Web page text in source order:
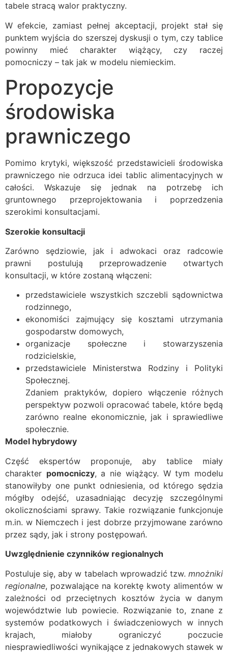
tabele stracą walor praktyczny.
W efekcie, zamiast pełnej akceptacji, projekt stał się
punktem wyjścia do szerszej dyskusji o tym, czy tablice
powinny mieć charakter wiążący, czy raczej
pomocniczy – tak jak w modelu niemieckim.
Propozycje
środowiska
prawniczego
Pomimo krytyki, większość przedstawicieli środowiska
prawniczego nie odrzuca idei tablic alimentacyjnych w
całości. Wskazuje się jednak na potrzebę ich
gruntownego przeprojektowania i poprzedzenia
szerokimi konsultacjami.
Szerokie konsultacji
Zarówno sędziowie, jak i adwokaci oraz radcowie
prawni postulują przeprowadzenie otwartych
konsultacji, w które zostaną włączeni:
przedstawiciele wszystkich szczebli sądownictwa
rodzinnego,
ekonomiści zajmujący się kosztami utrzymania
gospodarstw domowych,
organizacje społeczne i stowarzyszenia
rodzicielskie,
przedstawiciele Ministerstwa Rodziny i Polityki
Społecznej.
Zdaniem praktyków, dopiero włączenie różnych
perspektyw pozwoli opracować tabele, które będą
zarówno realne ekonomicznie, jak i sprawiedliwe
społecznie.
Model hybrydowy
Część ekspertów proponuje, aby tablice miały
charakter pomocniczy, a nie wiążący. W tym modelu
stanowiłyby one punkt odniesienia, od którego sędzia
mógłby odejść, uzasadniając decyzję szczególnymi
okolicznościami sprawy. Takie rozwiązanie funkcjonuje
m.in. w Niemczech i jest dobrze przyjmowane zarówno
przez sądy, jak i strony postępowań.
Uwzględnienie czynników regionalnych
Postuluje się, aby w tabelach wprowadzić tzw. mnożniki
regionalne, pozwalające na korektę kwoty alimentów w
zależności od przeciętnych kosztów życia w danym
województwie lub powiecie. Rozwiązanie to, znane z
systemów podatkowych i świadczeniowych w innych
krajach, miałoby ograniczyć poczucie
niesprawiedliwości wynikające z jednakowych stawek w